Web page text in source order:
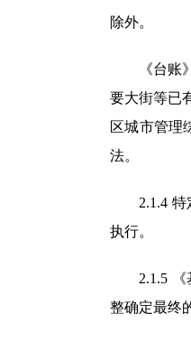
除外。
《台账》
要大街等已
区城市管理
法。
2.1.4 特定
执行。
2.1.5 《基
整确定最终